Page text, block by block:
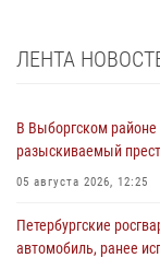
ЛЕНТА
В Выборгском
разыскиваемый
05 августа 2026, 12:25
Петербургские
автомобиль, ранее